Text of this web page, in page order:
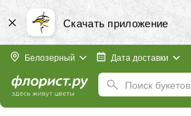
Скачать приложение
Белозерный Дата доставки
Поиск букетов